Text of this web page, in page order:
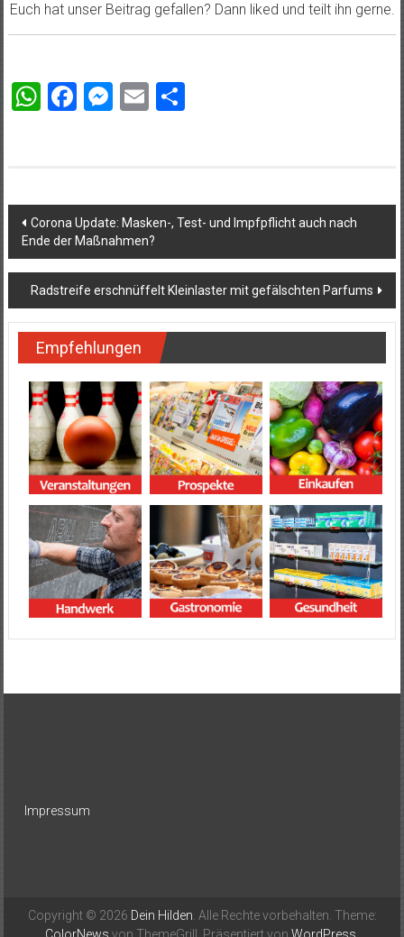
Euch hat unser Beitrag gefallen? Dann liked und teilt ihn gerne.
WhatsApp
Facebook
Messenger
EmailTeilen
Beitragsnavigation
Corona Update: Masken-, Test- und Impfpflicht auch nach
Ende der Maßnahmen?
Radstreife erschnüffelt Kleinlaster mit gefälschten Parfums
Empfehlungen
Impressum
Copyright © 2026 Dein Hilden . Alle Rechte vorbehalten. Theme:
ColorNews von ThemeGrill. Präsentiert von WordPress